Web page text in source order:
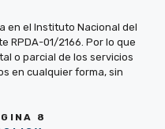
en el Instituto Nacional del
RPDA-01/2166. Por lo que
o parcial de los servicios
en cualquier forma, sin
8